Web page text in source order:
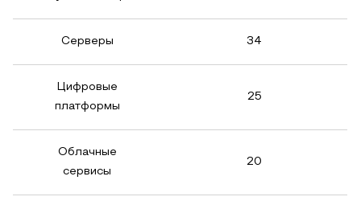
Серверы 34
Цифровые
платформы
25
Облачные
сервисы
20